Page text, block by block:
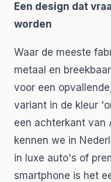
Een design dat
worden
Waar de meeste
metaal en
voor een
variant in de kleur
een achterkant van
kennen we in
in luxe auto's of
smartphone is het